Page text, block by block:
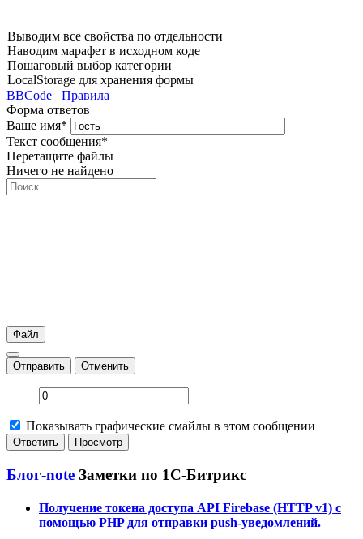
Выводим все свойства по отдельности
Наводим марафет в исходном коде
Пошаговый выбор категории
LocalStorage для хранения формы
BBCode
Правила
Форма ответов
Ваше имя*
Текст сообщения*
Перетащите файлы
Ничего не найдено
Файл
Отправить Отменить
Показывать графические смайлы в этом сообщении
Блог-note Заметки по 1С-Битрикс
Получение токена доступа API Firebase (HTTP v1) с
помощью PHP для отправки push-уведомлений.